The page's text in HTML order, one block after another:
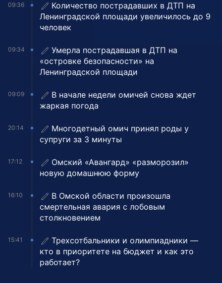
09:36
Количество пострадавших в ДТП на
Ленинградской площади увеличилось до 9
человек
09:34
Умерла пострадавшая в ДТП на
«островке безопасности» на
Ленинградской площади
09:09
В начале недели омичей снова ждет
жаркая погода
20:14
Многодетный омич принял роды у
супруги за 3 минуты
17:12
Омский «Авангард» «разморозил»
новую домашнюю форму
16:10
В Омской области произошла
смертельная авария с лобовым
столкновением
15:41
Трехсотбальники и олимпиадники —
кто в приоритете на бюджет и как это
работает?